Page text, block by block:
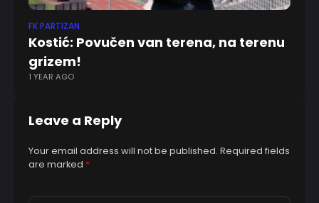
FK PARTIZAN
Kostić: Povučen van terena, na terenu
grizem!
1 YEAR AGO
Leave a Reply
Your email address will not be published. Required fields
are marked *